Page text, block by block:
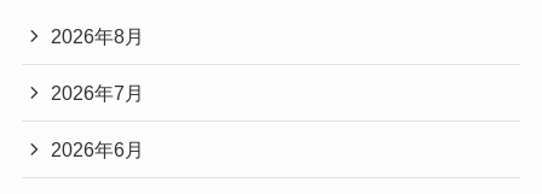
2026年8月
2026年7月
2026年6月